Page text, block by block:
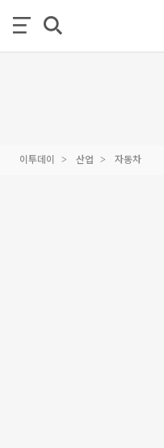
이투데이 산업 자동차